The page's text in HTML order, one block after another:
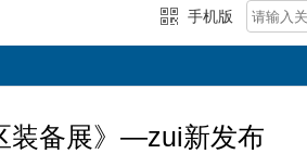
手机版
装备展》—zui新发布